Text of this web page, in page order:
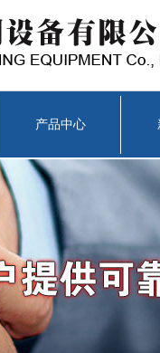
产品中心